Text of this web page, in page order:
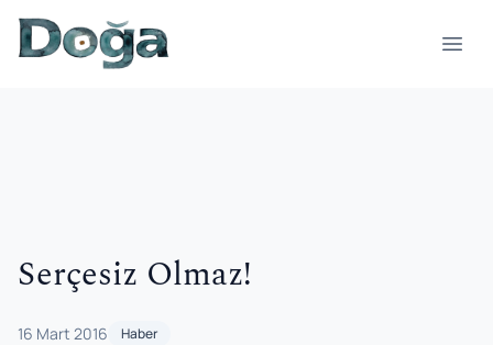
İçeriğe geç
Serçesiz Olmaz!
16 Mart 2016 Haber